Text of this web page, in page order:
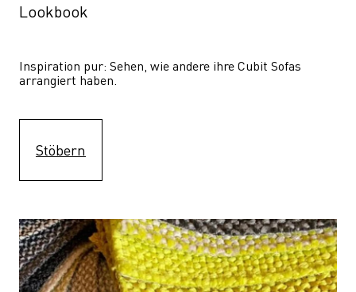
Lookbook
Inspiration pur: Sehen, wie andere ihre Cubit Sofas
arrangiert haben.
Stöbern